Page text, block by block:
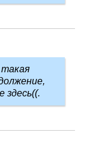
такая
здесь((.